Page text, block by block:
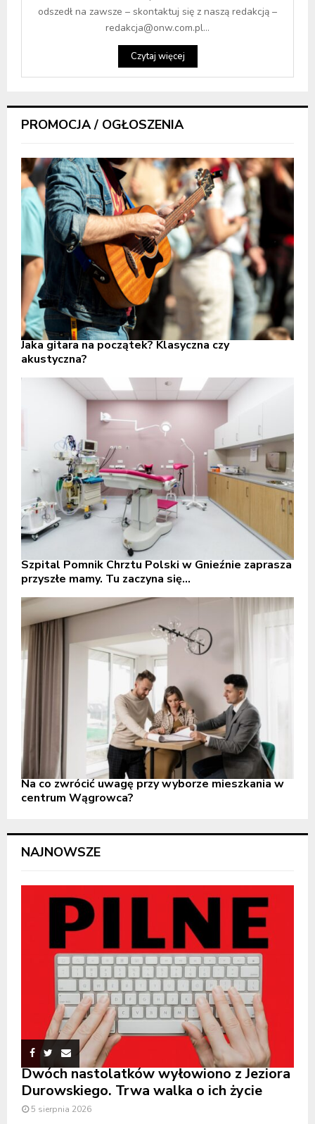
odszedł na zawsze – skontaktuj się z naszą redakcją –
redakcja@onw.com.pl...
Czytaj więcej
PROMOCJA / OGŁOSZENIA
Jaka gitara na początek? Klasyczna czy
akustyczna?
Szpital Pomnik Chrztu Polski w Gnieźnie zaprasza
przyszłe mamy. Tu zaczyna się...
Na co zwrócić uwagę przy wyborze mieszkania w
centrum Wągrowca?
NAJNOWSZE
Dwóch nastolatków wyłowiono z Jeziora
Durowskiego. Trwa walka o ich życie
5 sierpnia 2026